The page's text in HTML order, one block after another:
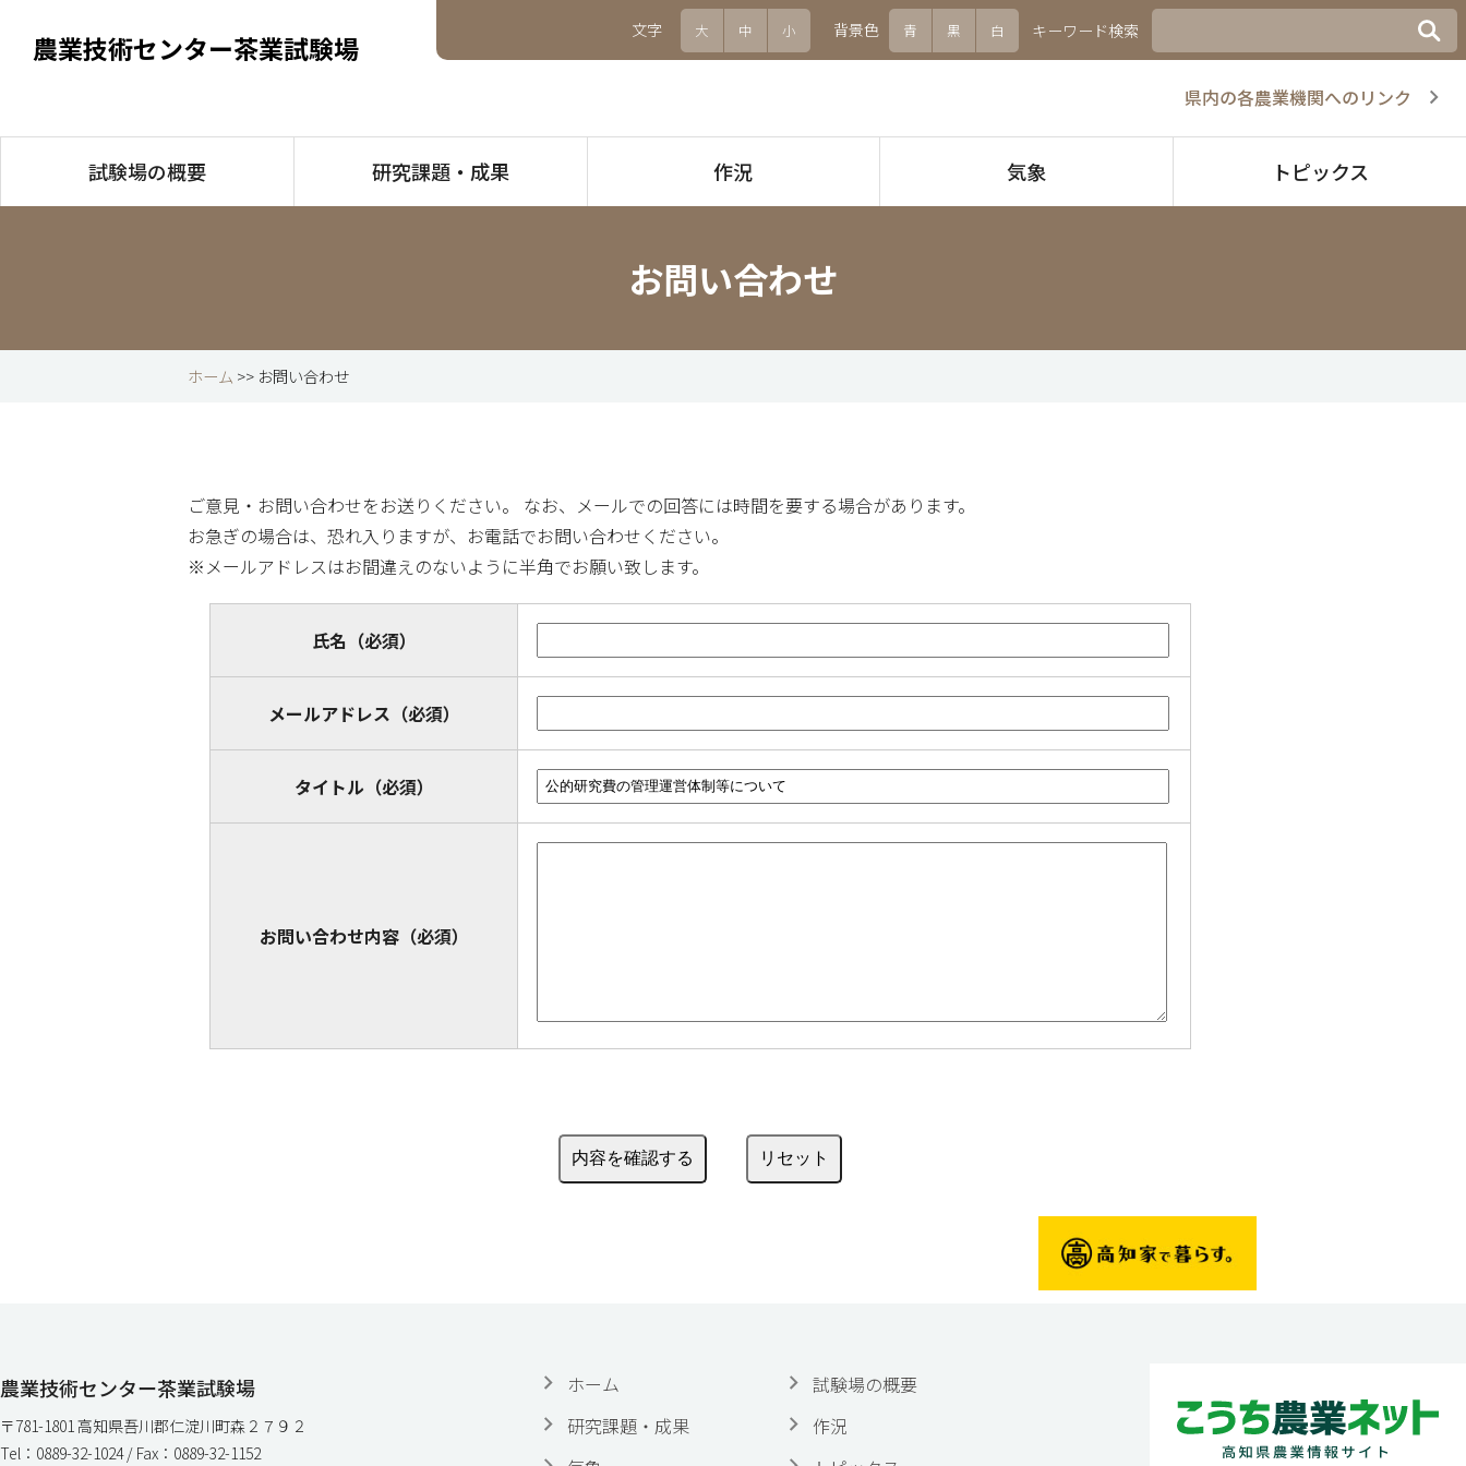
農業技術センター茶業試験場 キーワード検索
背景色 青 黒 白
文字 大 中 小
県内の各農業機関へのリンク
試験場の概要 研究課題・成果 作況 気象 トピックス
お問い合わせ
ホーム >> お問い合わせ
ご意見・お問い合わせをお送りください。 なお、メールでの回答には時間を要する場合があります。
お急ぎの場合は、恐れ入りますが、お電話でお問い合わせください。
※メールアドレスはお間違えのないように半角でお願い致します。
氏名 （必須）
メールアドレス （必須）
タイトル （必須）
お問い合わせ内容（必須）
農業技術センター茶業試験場
〒781-1801 高知県吾川郡仁淀川町森２７９２
Tel：0889-32-1024 / Fax：0889-32-1152
ホーム
試験場の概要
研究課題・成果
作況